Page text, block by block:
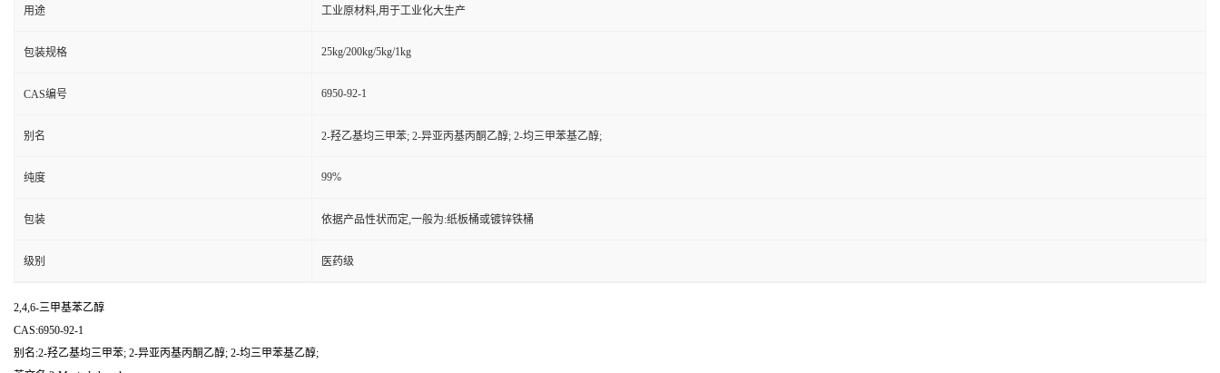
用途 工业原材料,用于工业化大生产
包装规格 25kg/200kg/5kg/1kg
CAS编号 6950-92-1
别名 2-羟乙基均三甲苯; 2-异亚丙基丙酮乙醇; 2-均三甲苯基乙醇;
纯度 99%
包装 依据产品性状而定,一般为:纸板桶或镀锌铁桶
级别 医药级
2,4,6-三甲基苯乙醇
CAS:6950-92-1
别名:2-羟乙基均三甲苯; 2-异亚丙基丙酮乙醇; 2-均三甲苯基乙醇;